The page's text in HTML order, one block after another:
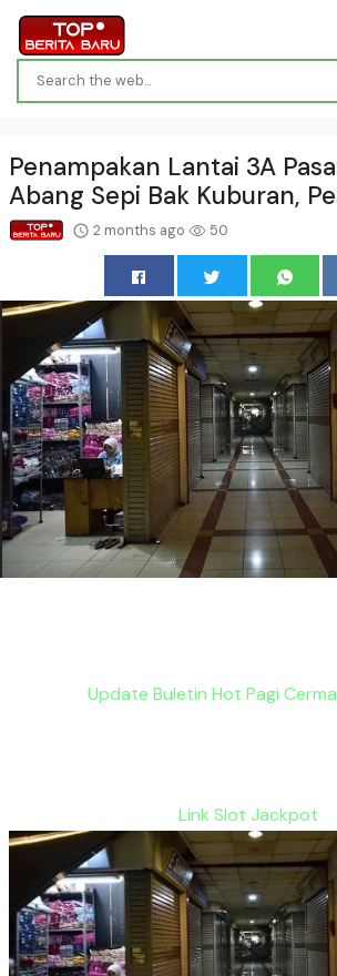
Penampakan Lantai 3A
Abang Sepi Bak Kuburan,
2 months ago 50
Update Buletin Hot Pagi
Link Slot Jackpot